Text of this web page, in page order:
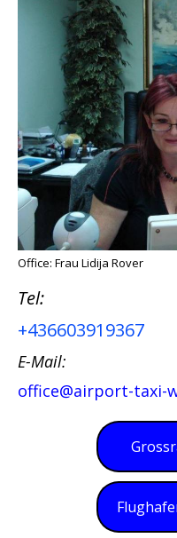
Office: Frau Lidija Rover
Tel:
+436603919367
E-Mail:
office@airport-taxi-